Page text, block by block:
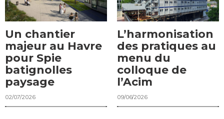
Un chantier
majeur au Havre
pour Spie
batignolles
paysage
02/07/2026
L’harmonisation
des pratiques au
menu du
colloque de
l’Acim
09/06/2026